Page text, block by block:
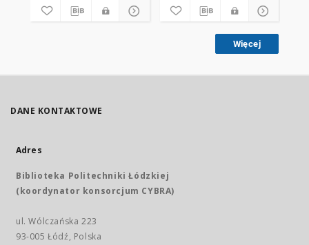
Więcej
DANE KONTAKTOWE
Adres
Biblioteka Politechniki Łódzkiej
(koordynator konsorcjum CYBRA)
ul. Wólczańska 223
93-005 Łódź, Polska